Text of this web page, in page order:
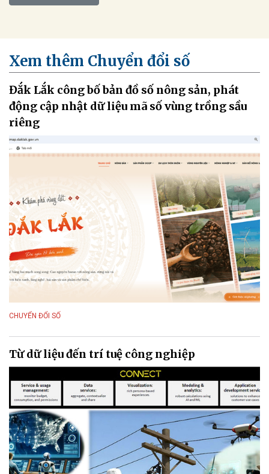
Xem thêm Chuyển đổi số
Đắk Lắk công bố bản đồ số nông sản, phát
động cập nhật dữ liệu mã số vùng trồng sầu
riêng
CHUYỂN ĐỔI SỐ
Từ dữ liệu đến trí tuệ công nghiệp